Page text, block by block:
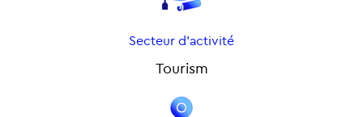
Secteur d'activité
Tourism